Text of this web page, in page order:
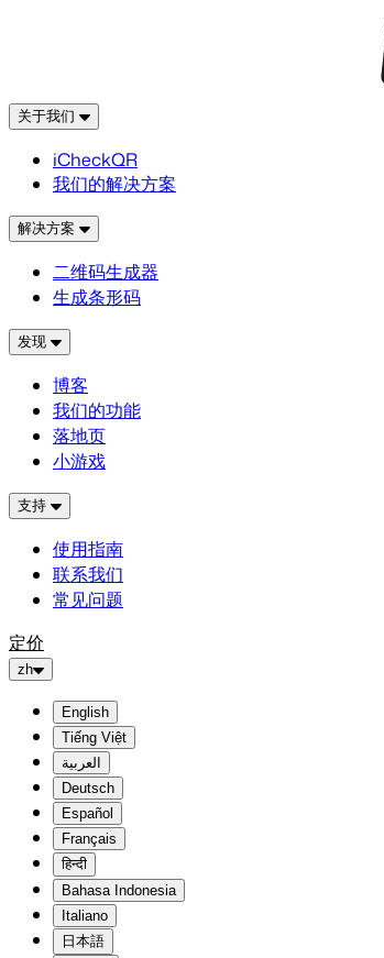
关于我们
iCheckQR
我们的解决方案
解决方案
二维码生成器
生成条形码
发现
博客
我们的功能
落地页
小游戏
支持
使用指南
联系我们
常见问题
定价
zh
English
Tiếng Việt
العربية
Deutsch
Español
Français
हिन्दी
Bahasa Indonesia
Italiano
日本語